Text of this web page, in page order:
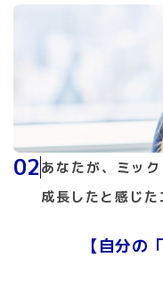
02あなたが、ミッ
成長したと感じた
【自分の